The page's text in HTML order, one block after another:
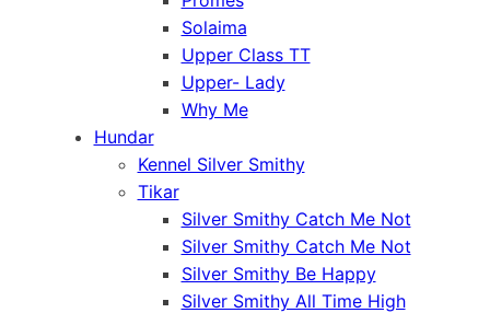
Solaima
Upper Class TT
Upper- Lady
Why Me
Hundar
Kennel Silver Smithy
Tikar
Silver Smithy Catch Me Not
Silver Smithy Catch Me Not
Silver Smithy Be Happy
Silver Smithy All Time High